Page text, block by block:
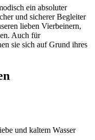
ein absoluter
und sicherer Begleiter
lieben Vierbeinern,
Auch für
sie sich auf Grund ihres
und kaltem Wasser